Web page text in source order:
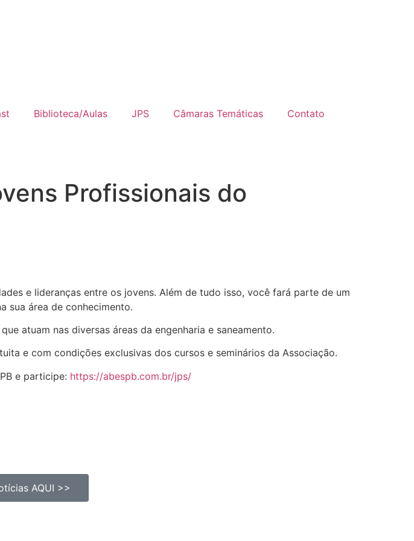
Biblioteca/Aulas JPS Câmaras Temáticas Contato
Profissionais do
e lideranças entre os jovens. Além de tudo isso, você fará parte de um
sua área de conhecimento.
atuam nas diversas áreas da engenharia e saneamento.
e com condições exclusivas dos cursos e seminários da Associação.
e participe: https://abespb.com.br/jps/
AQUI >>